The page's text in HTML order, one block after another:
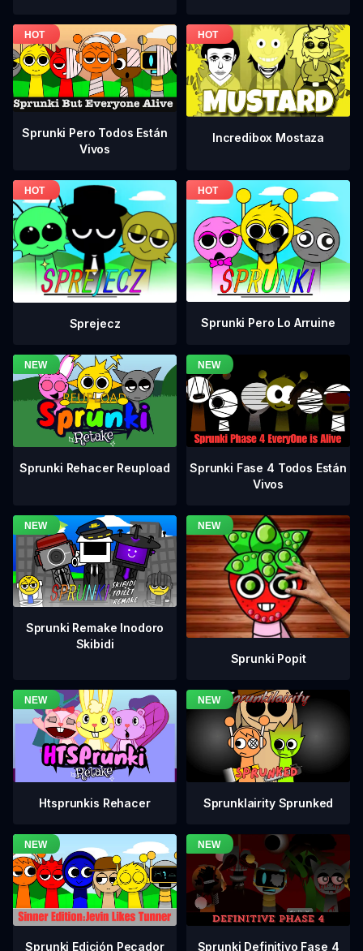
Sprunki Pero Todos Están
Vivos
Incredibox Mostaza
Sprejecz Sprunki Pero Lo Arruine
Sprunki Rehacer Reupload
Sprunki Fase 4 Todos Están
Vivos
Sprunki Remake Inodoro
Skibidi
Sprunki Popit
Htsprunkis Rehacer Sprunklairity Sprunked
Sprunki Edición Pecador Sprunki Definitivo Fase 4